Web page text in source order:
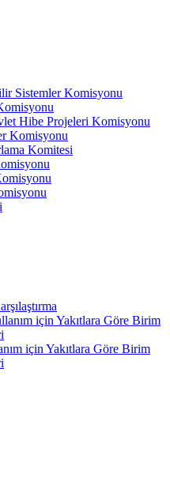
Sistemler Komisyonu
Hibe Projeleri Komisyonu
Komisyonu
Komitesi
için Yakıtlara Göre Birim
için Yakıtlara Göre Birim